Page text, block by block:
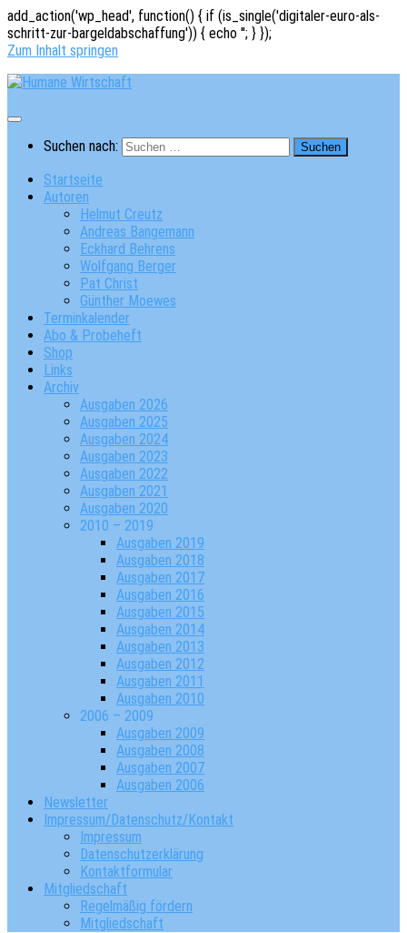
add_action('wp_head', function() { if (is_single('digitaler-euro-als-
schritt-zur-bargeldabschaffung')) { echo ''; } });
Zum Inhalt springen
Suchen nach:
Startseite
Autoren
Helmut Creutz
Andreas Bangemann
Eckhard Behrens
Wolfgang Berger
Pat Christ
Günther Moewes
Terminkalender
Abo & Probeheft
Shop
Links
Archiv
Ausgaben 2026
Ausgaben 2025
Ausgaben 2024
Ausgaben 2023
Ausgaben 2022
Ausgaben 2021
Ausgaben 2020
2010 – 2019
Ausgaben 2019
Ausgaben 2018
Ausgaben 2017
Ausgaben 2016
Ausgaben 2015
Ausgaben 2014
Ausgaben 2013
Ausgaben 2012
Ausgaben 2011
Ausgaben 2010
2006 – 2009
Ausgaben 2009
Ausgaben 2008
Ausgaben 2007
Ausgaben 2006
Newsletter
Impressum/Datenschutz/Kontakt
Impressum
Datenschutzerklärung
Kontaktformular
Mitgliedschaft
Regelmäßig fördern
Mitgliedschaft